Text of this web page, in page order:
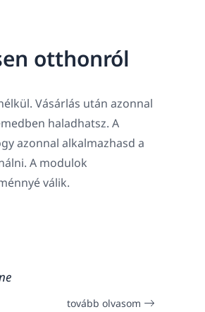
otthonról
Vásárlás után azonnal
haladhatsz. A
azonnal alkalmazhasd a
A modulok
válik.
tovább olvasom